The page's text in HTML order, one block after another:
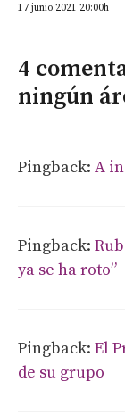
17 junio 2021 20:00h
4
ningún
Pingback: A
Pingback:
ya se ha roto”
Pingback: El
de su grupo